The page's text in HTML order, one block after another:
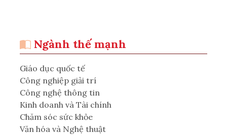
Ngành thế mạnh
Giáo dục quốc tế
Công nghiệp giải trí
Công nghệ thông tin
Kinh doanh và Tài chính
Chăm sóc sức khỏe
Văn hóa và Nghệ thuật